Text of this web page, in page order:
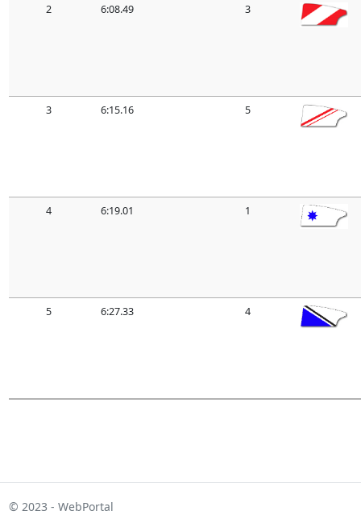
2 6:08.49 3
3 6:15.16 5
4 6:19.01 1
5 6:27.33 4
© 2023 - WebPortal